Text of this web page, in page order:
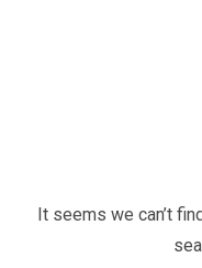
It seems we can’t